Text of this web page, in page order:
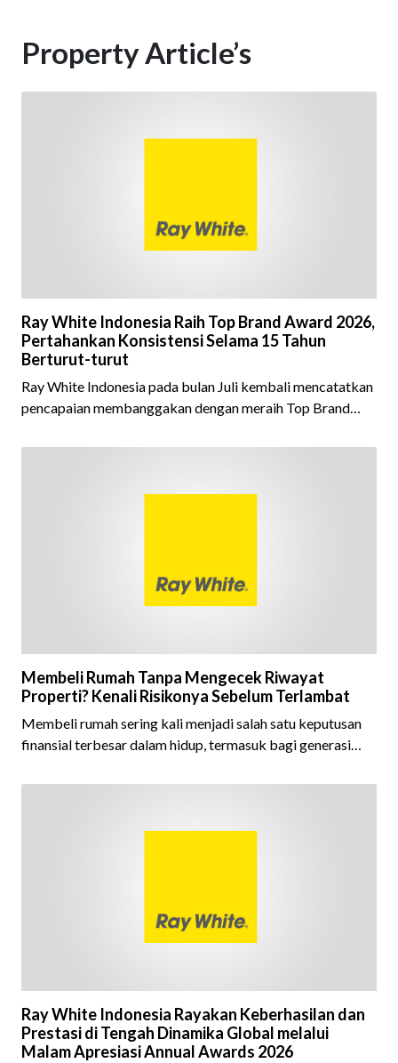
Property Article’s
Ray White Indonesia Raih Top Brand Award 2026,
Pertahankan Konsistensi Selama 15 Tahun
Berturut-turut
Ray White Indonesia pada bulan Juli kembali mencatatkan
pencapaian membanggakan dengan meraih Top Brand
ini menjadi semakin istimewa karena Ray White Indonesia
tahun berturut-turut, sebuah bukti nyata atas konsistensi,
Membeli Rumah Tanpa Mengecek Riwayat
Properti? Kenali Risikonya Sebelum Terlambat
Membeli rumah sering kali menjadi salah satu keputusan
finansial terbesar dalam hidup, termasuk bagi generasi
kepemilikan hunian maupun investasi properti. Namun
fokus pada harga atau lokasi tanpa memperhatikan
Ray White Indonesia Rayakan Keberhasilan dan
Prestasi di Tengah Dinamika Global melalui
Malam Apresiasi Annual Awards 2026